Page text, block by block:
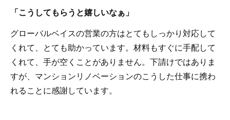
「こうしてもらうと嬉しいなぁ」
グローバルベイスの営業の方はとてもしっかり対応して
くれて、とても助かっています。材料もすぐに手配して
くれて、手が空くことがありません。下請けではありま
すが、マンションリノベーションのこうした仕事に携わ
れることに感謝しています。